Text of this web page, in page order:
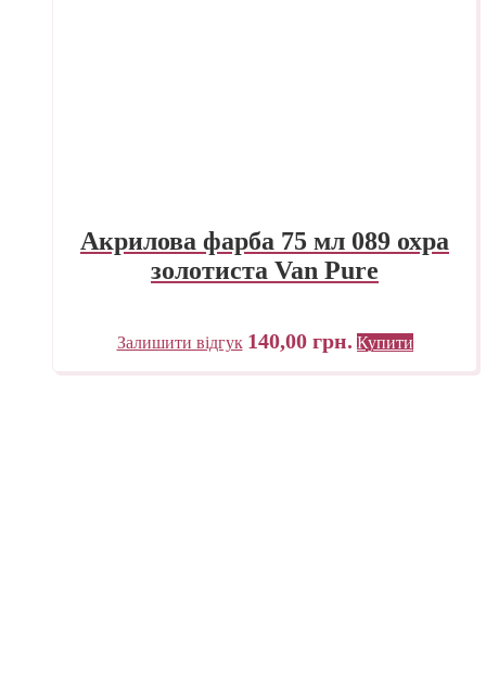
Акрилова фарба 75 мл 089 охра
золотиста Van Pure
Залишити відгук 140,00 грн. Купити